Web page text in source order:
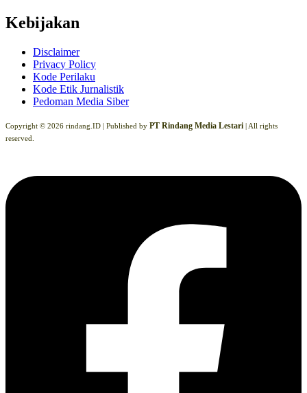
Kebijakan
Disclaimer
Privacy Policy
Kode Perilaku
Kode Etik Jurnalistik
Pedoman Media Siber
Copyright © 2026 rindang.ID | Published by PT Rindang Media Lestari | All rights
reserved.